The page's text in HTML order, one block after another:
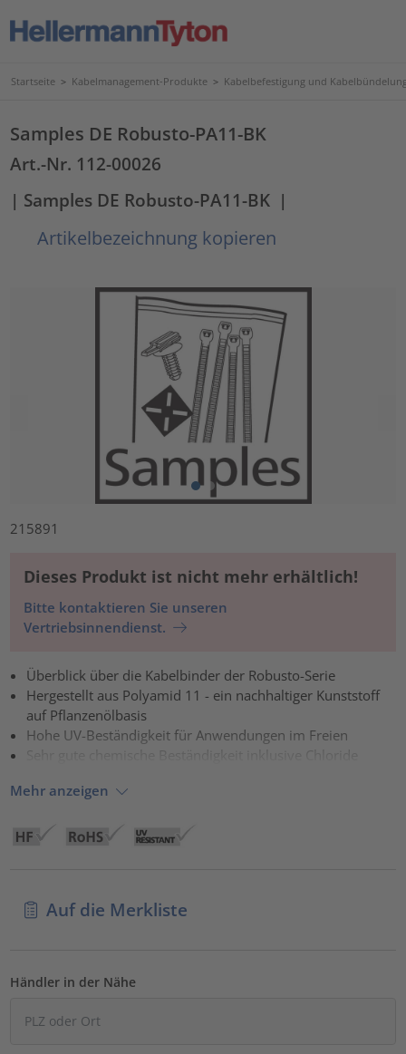
Startseite > Kabelmanagement-Produkte > Kabelbefestigung und
Samples DE Robusto-PA11-BK
Art.-Nr. 112-00026
| Samples DE Robusto-PA11-BK |
Artikelbezeichnung kopieren
215891
Dieses Produkt ist nicht mehr erhältlich!
Bitte kontaktieren Sie unseren
Vertriebsinnendienst.
Überblick über die Kabelbinder der Robusto-Serie
Hergestellt aus Polyamid 11 - ein nachhaltiger Kunststoff
auf Pflanzenölbasis
Hohe UV-Beständigkeit für Anwendungen im Freien
Mehr anzeigen
Auf die Merkliste
Händler in der Nähe